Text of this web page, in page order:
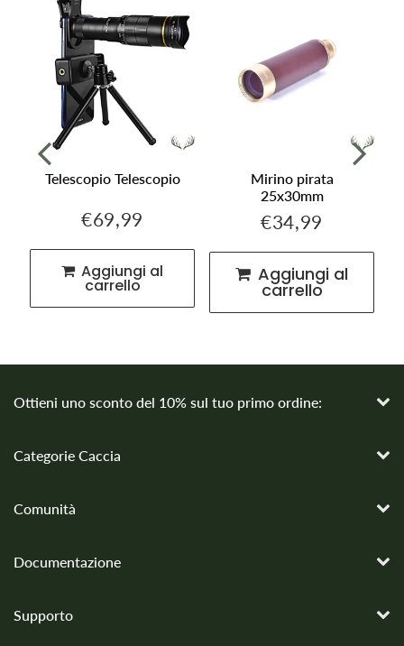
Telescopio Telescopio
Prezzo
€69,99
carrello
Mirino pirata
25x30mm
Prezzo
€34,99
Aggiungi al
carrello
Ottieni uno sconto del 10% sul tuo primo ordine:
Categorie Caccia
Comunità
Documentazione
Supporto